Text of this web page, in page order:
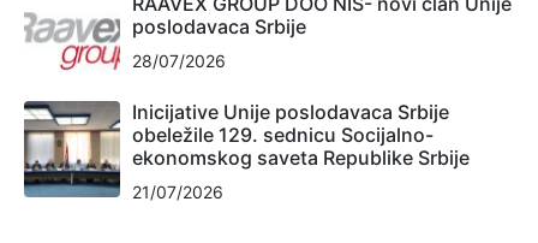
poslodavaca Srbije
28/07/2026
Inicijative Unije poslodavaca Srbije
obeležile 129. sednicu Socijalno-
ekonomskog saveta Republike Srbije
21/07/2026